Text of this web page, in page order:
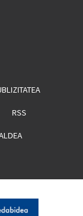
RSS